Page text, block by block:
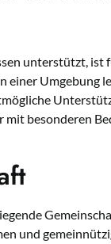
unterstützt,
einer Umgebung
mit besonderen
und